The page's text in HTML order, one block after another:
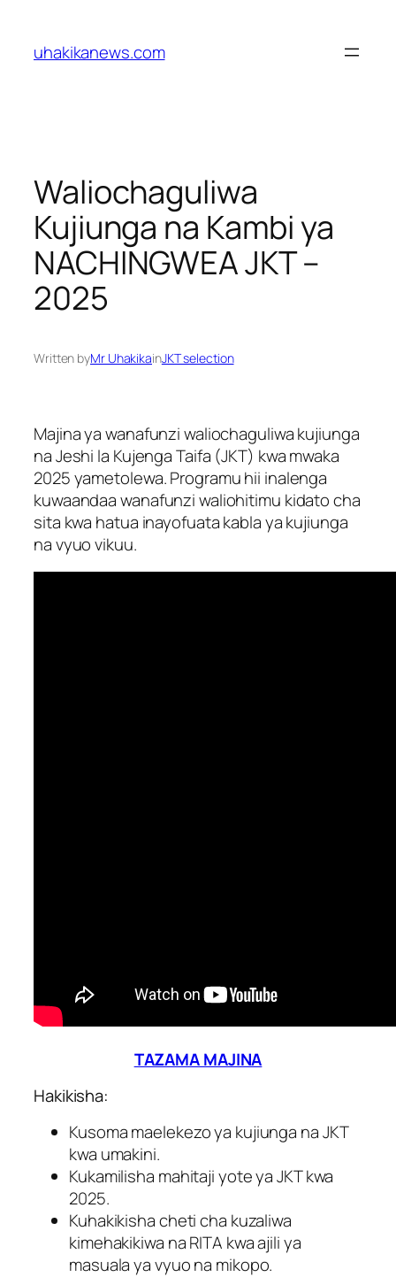
content
uhakikanews.com
Waliochaguliwa
Kujiunga na Kambi ya
NACHINGWEA JKT –
2025
Written byMr UhakikainJKT selection
Majina ya wanafunzi waliochaguliwa kujiunga
na Jeshi la Kujenga Taifa (JKT) kwa mwaka
2025 yametolewa. Programu hii inalenga
kuwaandaa wanafunzi waliohitimu kidato cha
sita kwa hatua inayofuata kabla ya kujiunga
na vyuo vikuu.
TAZAMA MAJINA
Hakikisha:
Kusoma maelekezo ya kujiunga na JKT
kwa umakini.
Kukamilisha mahitaji yote ya JKT kwa
2025.
Kuhakikisha cheti cha kuzaliwa
kimehakikiwa na RITA kwa ajili ya
masuala ya vyuo na mikopo.